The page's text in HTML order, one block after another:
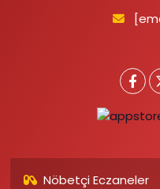
Nöbetçi Eczaneler